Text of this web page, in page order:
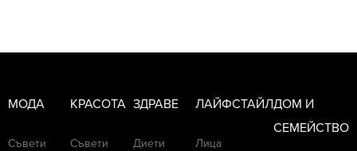
МОДА
Съвети
КРАСОТА
Съвети
ЗДРАВЕ
Диети
ЛАЙФСТАЙЛ
Лица
ДОМ И
СЕМЕЙСТВО